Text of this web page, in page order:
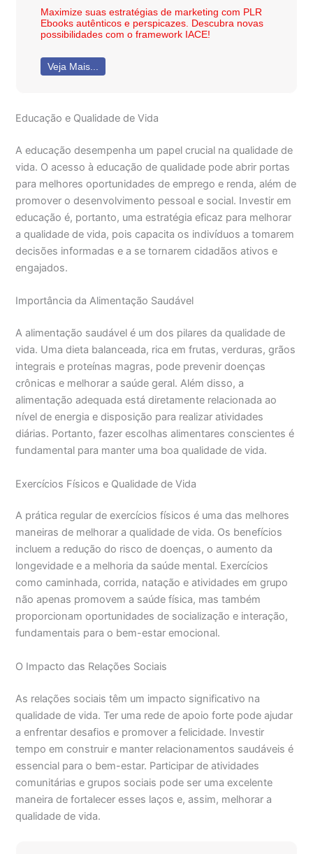
Maximize suas estratégias de marketing com PLR
Ebooks autênticos e perspicazes. Descubra novas
possibilidades com o framework IACE!
Veja Mais...
Educação e Qualidade de Vida
A educação desempenha um papel crucial na qualidade de
vida. O acesso à educação de qualidade pode abrir portas
para melhores oportunidades de emprego e renda, além de
promover o desenvolvimento pessoal e social. Investir em
educação é, portanto, uma estratégia eficaz para melhorar
a qualidade de vida, pois capacita os indivíduos a tomarem
decisões informadas e a se tornarem cidadãos ativos e
engajados.
Importância da Alimentação Saudável
A alimentação saudável é um dos pilares da qualidade de
vida. Uma dieta balanceada, rica em frutas, verduras, grãos
integrais e proteínas magras, pode prevenir doenças
crônicas e melhorar a saúde geral. Além disso, a
alimentação adequada está diretamente relacionada ao
nível de energia e disposição para realizar atividades
diárias. Portanto, fazer escolhas alimentares conscientes é
fundamental para manter uma boa qualidade de vida.
Exercícios Físicos e Qualidade de Vida
A prática regular de exercícios físicos é uma das melhores
maneiras de melhorar a qualidade de vida. Os benefícios
incluem a redução do risco de doenças, o aumento da
longevidade e a melhoria da saúde mental. Exercícios
como caminhada, corrida, natação e atividades em grupo
não apenas promovem a saúde física, mas também
proporcionam oportunidades de socialização e interação,
fundamentais para o bem-estar emocional.
O Impacto das Relações Sociais
As relações sociais têm um impacto significativo na
qualidade de vida. Ter uma rede de apoio forte pode ajudar
a enfrentar desafios e promover a felicidade. Investir
tempo em construir e manter relacionamentos saudáveis é
essencial para o bem-estar. Participar de atividades
comunitárias e grupos sociais pode ser uma excelente
maneira de fortalecer esses laços e, assim, melhorar a
qualidade de vida.